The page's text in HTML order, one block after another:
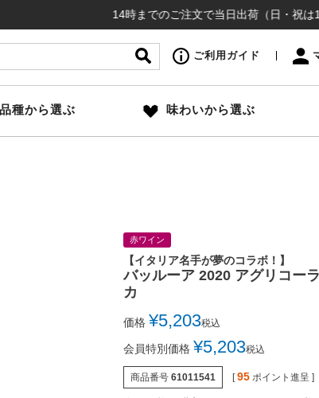
14時までのご注文で当日出荷（日・祝は12時締
ご利用ガイド
種から選ぶ 味わいから選ぶ
赤ワイン
【イタリア名手が夢のコラボ！】
バッルーア 2020 アグリコー
カ
価格 ¥5,203税込
会員特別価格 ¥5,203税込
商品番号 61011541 [ 95 ポイント進呈 ]